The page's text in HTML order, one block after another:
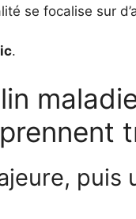
se focalise sur
.
puis